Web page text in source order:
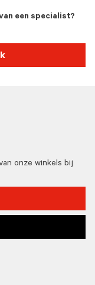
een specialist?
onze winkels bij